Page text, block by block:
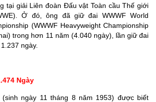
tại giải Liên đoàn Đấu vật Toàn cầu Thế giới
Ở đó, ông đã giữ đai WWWF World
(WWWF Heavyweight Championship
trong hơn 11 năm (4.040 ngày), lần giữ đai
ngày.
Ngày
(sinh ngày 11 tháng 8 năm 1953) được biết